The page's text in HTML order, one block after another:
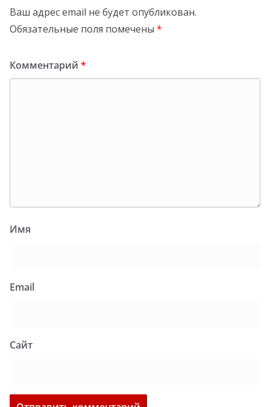
Ваш адрес email не будет опубликован.
Обязательные поля помечены *
Комментарий *
Имя
Email
Сайт